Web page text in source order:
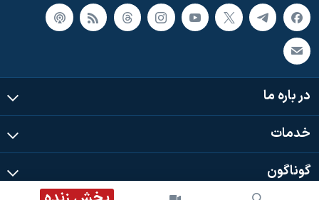
در باره ما
خدمات
گوناگون